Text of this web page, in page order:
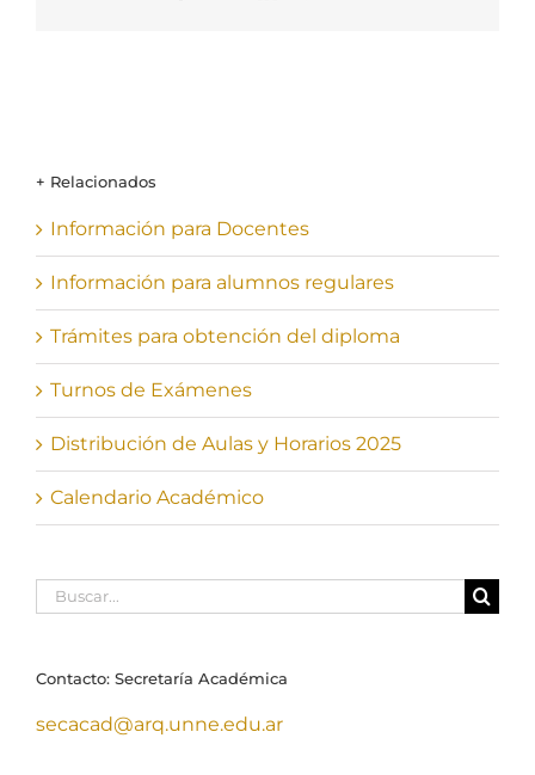
+ Relacionados
Información para Docentes
Información para alumnos regulares
Trámites para obtención del diploma
Turnos de Exámenes
Distribución de Aulas y Horarios 2025
Calendario Académico
Buscar:
Contacto: Secretaría Académica
secacad@arq.unne.edu.ar